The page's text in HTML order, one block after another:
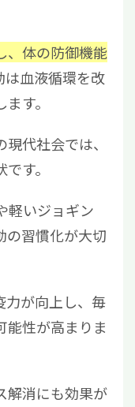
、体の防御機能
は血液循環を改
す。
代社会では、
す。
軽いジョギン
の習慣化が大切
力が向上し、毎
能性が高まりま
解消にも効果が